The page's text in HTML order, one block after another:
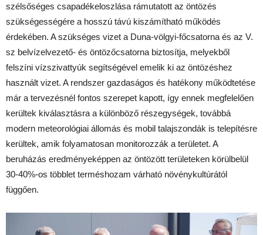
szélsőséges csapadékeloszlása rámutatott az öntözés
szükségességére a hosszú távú kiszámítható működés
érdekében. A szükséges vizet a Duna-völgyi-főcsatorna és az V.
sz belvízelvezető- és öntözőcsatorna biztosítja, melyekből
felszíni vízszivattyúk segítségével emelik ki az öntözéshez
használt vizet. A rendszer gazdaságos és hatékony működtetése
már a tervezésnél fontos szerepet kapott, így ennek megfelelően
kerültek kiválasztásra a különböző részegységek, továbbá
modern meteorológiai állomás és mobil talajszondák is telepítésre
kerültek, amik folyamatosan monitorozzák a területet. A
beruházás eredményeképpen az öntözött területeken körülbelül
30-40%-os többlet terméshozam várható növénykultúrától
függően.